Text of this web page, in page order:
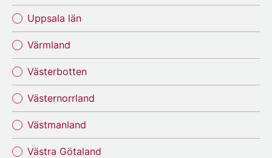
Uppsala län
Värmland
Västerbotten
Västernorrland
Västmanland
Västra Götaland